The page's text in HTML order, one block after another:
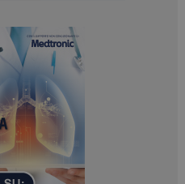
Microsoft Corporation
.www.dailyhealthindustry.it